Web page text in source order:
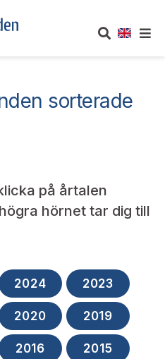
årsvis
marknader och vissa
och uttalanden
sorterade
på årtalen
hörnet tar dig till
2024 2023
2020 2019
2016 2015